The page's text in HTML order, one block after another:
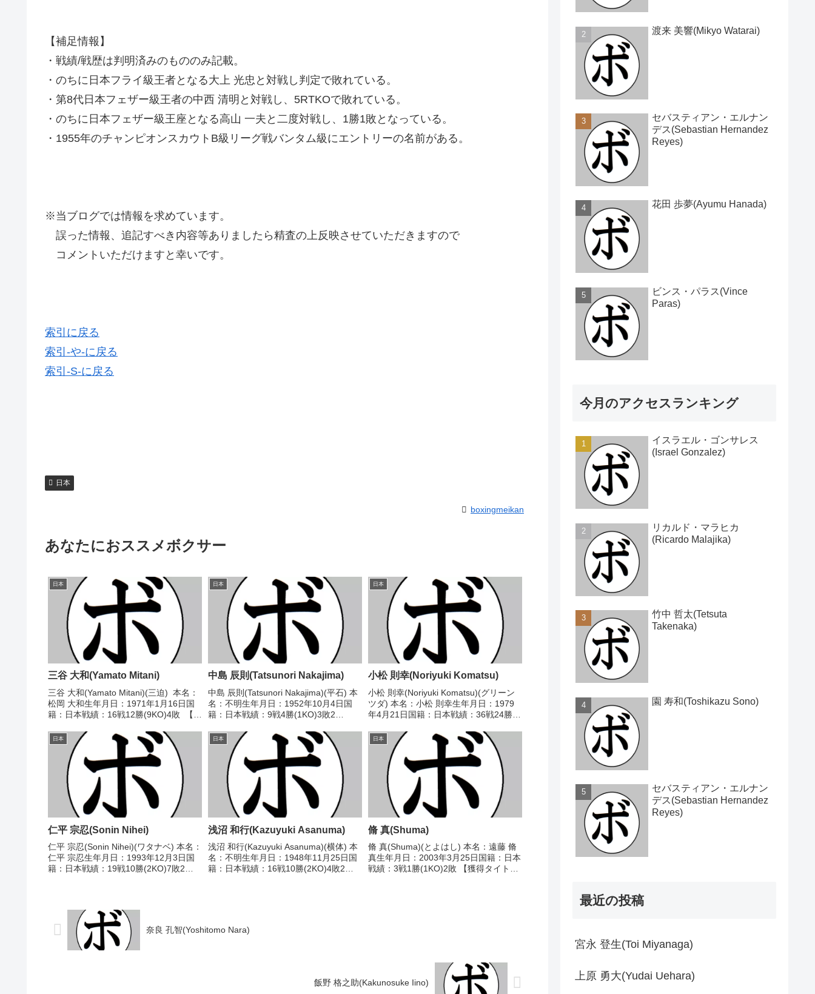
【補足情報】
・戦績/戦歴は判明済みのもののみ記載。
・のちに日本フライ級王者となる大上 光忠と対戦し判定で敗れている。
・第8代日本フェザー級王者の中西 清明と対戦し、5RTKOで敗れている。
・のちに日本フェザー級王座となる高山 一夫と二度対戦し、1勝1敗となっている。
・1955年のチャンピオンスカウトB級リーグ戦バンタム級にエントリーの名前がある。
※当ブログでは情報を求めています。
誤った情報、追記すべき内容等ありましたら精査の上反映させていただきますので
コメントいただけますと幸いです。
索引に戻る
索引-や-に戻る
索引-S-に戻る
日本
boxingmeikan
あなたにおススメボクサー
日本
三谷 大和(Yamato Mitani)
三谷 大和(Yamato Mitani)(三迫) 本名：
松岡 大和生年月日：1971年1月16日国
籍：日本戦績：16戦12勝(9KO)4敗 【獲
ェザー級優勝(アマチュア)1989年度全日
本選手権フェ...
日本
中島 辰則(Tatsunori Nakajima)
中島 辰則(Tatsunori Nakajima)(平石) 本
名：不明生年月日：1952年10月4日国
籍：日本戦績：9戦4勝(1KO)3敗2
1974/05/23 ○4R判定 (採点不明) 浦
豊彦(松田)1...
日本
小松 則幸(Noriyuki Komatsu)
小松 則幸(Noriyuki Komatsu)(グリーン
ツダ) 本名：小松 則幸生年月日：1979
年4月21日国籍：日本戦績：36戦24勝
OPBF東洋太平洋フライ級王座第34代
OPBF東洋太平洋...
日本
仁平 宗忍(Sonin Nihei)
仁平 宗忍(Sonin Nihei)(ワタナベ) 本名：
仁平 宗忍生年月日：1993年12月3日国
籍：日本戦績：19戦10勝(2KO)7敗2
日本
浅沼 和行(Kazuyuki Asanuma)
浅沼 和行(Kazuyuki Asanuma)(横体) 本
名：不明生年月日：1948年11月25日国
籍：日本戦績：16戦10勝(2KO)4敗2
日本
脩 真(Shuma)
脩 真(Shuma)(とよはし) 本名：遠藤 脩
真生年月日：2003年3月25日国籍：日本
戦績：3戦1勝(1KO)2敗 【獲得タイト
奈良 孔智(Yoshitomo Nara)
飯野 格之助(Kakunosuke Iino)
渡来 美響(Mikyo Watarai)
セバスティアン・エルナン
デス(Sebastian Hernandez
Reyes)
花田 歩夢(Ayumu Hanada)
ビンス・パラス(Vince
Paras)
今月のアクセスランキング
イスラエル・ゴンサレス
(Israel Gonzalez)
リカルド・マラヒカ
(Ricardo Malajika)
竹中 哲太(Tetsuta
Takenaka)
園 寿和(Toshikazu Sono)
セバスティアン・エルナン
デス(Sebastian Hernandez
Reyes)
最近の投稿
宮永 登生(Toi Miyanaga)
上原 勇大(Yudai Uehara)